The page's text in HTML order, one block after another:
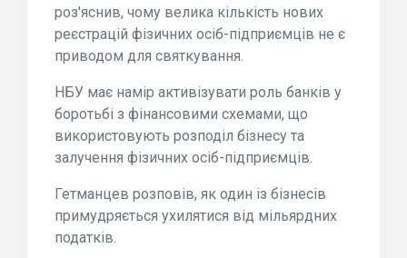
роз'яснив, чому велика кількість нових
реєстрацій фізичних осіб-підприємців не є
приводом для святкування.
НБУ має намір активізувати роль банків у
боротьбі з фінансовими схемами, що
використовують розподіл бізнесу та
залучення фізичних осіб-підприємців.
Гетманцев розповів, як один із бізнесів
примудряється ухилятися від мільярдних
податків.